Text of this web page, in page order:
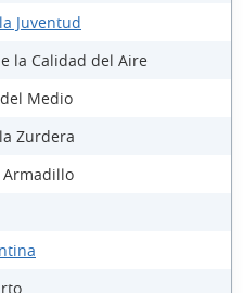
Juventud
la Calidad del Aire
Medio
Zurdera